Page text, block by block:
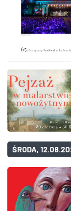
ŚRODA,